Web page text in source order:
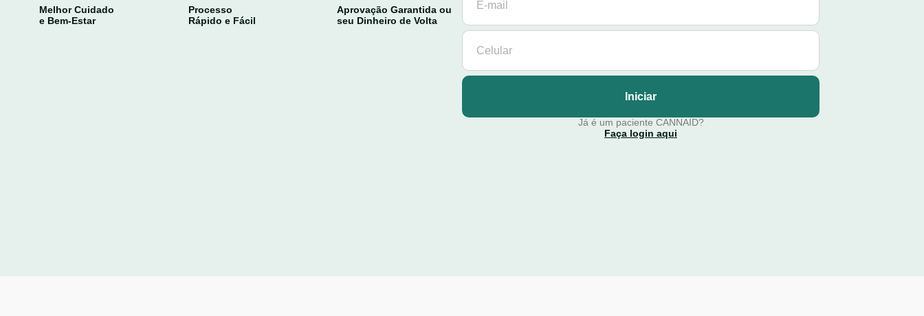
Melhor Cuidado
e Bem-Estar
Processo
Rápido e Fácil
Aprovação Garantida ou
seu Dinheiro de Volta
Iniciar
Já é um paciente CANNAID?
Faça login aqui